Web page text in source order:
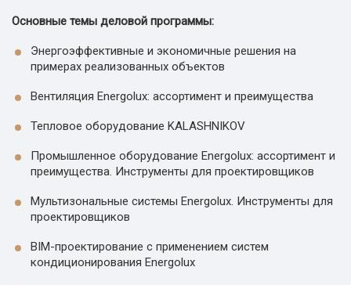
Основные темы деловой программы:
Энергоэффективные и экономичные решения на
примерах реализованных объектов
Вентиляция Energolux: ассортимент и преимущества
Тепловое оборудование KALASHNIKOV
Промышленное оборудование Energolux: ассортимент и
преимущества. Инструменты для проектировщиков
Мультизональные системы Energolux. Инструменты для
проектировщиков
BIM-проектирование с применением систем
кондиционирования Energolux